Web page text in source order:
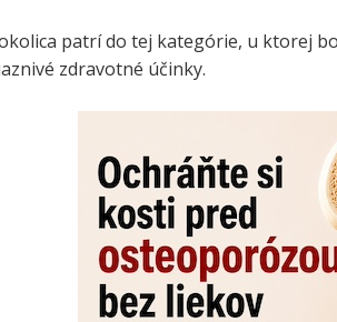
patrí do tej kategórie, u ktorej
zdravotné účinky.